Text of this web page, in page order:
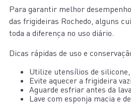
Para garantir melhor
das frigideiras Rochedo, alguns
toda a diferença no uso diário.
Dicas rápidas de uso e
Utilize utensílios de
Evite aquecer a frigideira
Aguarde esfriar antes da
Lave com esponja macia e